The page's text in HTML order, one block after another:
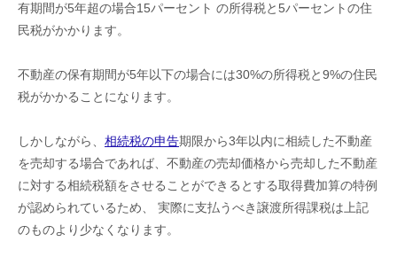
有期間が5年超の場合15パーセント の所得税と5パーセントの住
民税がかかります。
不動産の保有期間が5年以下の場合には30%の所得税と9%の住民
税がかかることになります。
しかしながら、 相続税の申告期限から3年以内に相続した不動産
を売却する場合であれば、不動産の売却価格から売却した不動産
に対する相続税額をさせることができるとする取得費加算の特例
が認められているため、 実際に支払うべき譲渡所得課税は上記
のものより少なくなります。